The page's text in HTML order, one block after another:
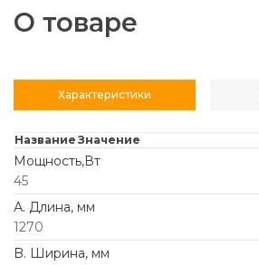
О товаре
Характеристики
Название Значение
Мощность,Вт
45
А. Длина, мм
1270
B. Ширина, мм